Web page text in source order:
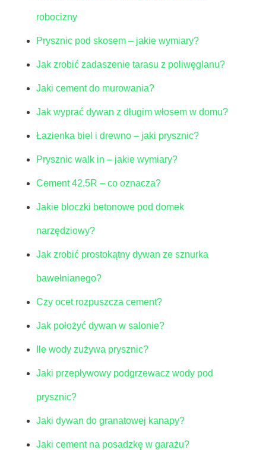
robocizny
Prysznic pod skosem – jakie wymiary?
Jak zrobić zadaszenie tarasu z poliwęglanu?
Jaki cement do murowania?
Jak wyprać dywan z długim włosem w domu?
Łazienka biel i drewno – jaki prysznic?
Prysznic walk in – jakie wymiary?
Cement 42,5R – co oznacza?
Jakie bloczki betonowe pod domek
narzędziowy?
Jak zrobić prostokątny dywan ze sznurka
bawełnianego?
Czy ocet rozpuszcza cement?
Jak położyć dywan w salonie?
Ile wody zużywa prysznic?
Jaki przepływowy podgrzewacz wody pod
prysznic?
Jaki dywan do granatowej kanapy?
Jaki cement na posadzkę w garażu?